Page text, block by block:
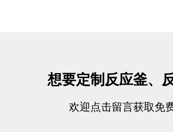
想要定制反应釜、
欢迎点击留言获取免